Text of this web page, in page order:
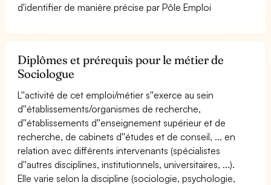
d'identifier de manière précise par Pôle Emploi
Diplômes et prérequis pour le métier de
Sociologue
L''activité de cet emploi/métier s''exerce au sein
d''établissements/organismes de recherche,
d''établissements d''enseignement supérieur et de
recherche, de cabinets d''études et de conseil, ... en
relation avec différents intervenants (spécialistes
d''autres disciplines, institutionnels, universitaires, ...).
Elle varie selon la discipline (sociologie, psychologie,